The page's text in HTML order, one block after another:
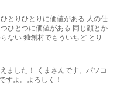
とりひとりに価値がある 人の仕
ひとつに価値がある 同じ顔とか
ない 独創村でもういちど とり
とりと ひと […]
した！ くまさんです。パソコ
すよ。よろしく！